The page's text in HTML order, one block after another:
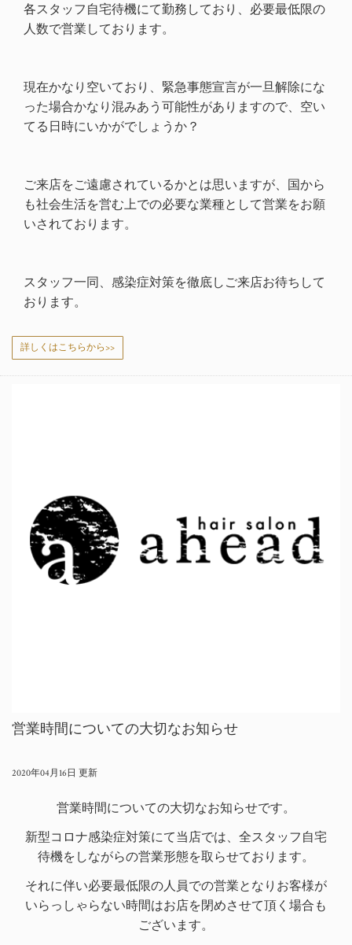
各スタッフ自宅待機にて勤務しており、必要最低限の
人数で営業しております。
現在かなり空いており、緊急事態宣言が一旦解除にな
った場合かなり混みあう可能性がありますので、空い
てる日時にいかがでしょうか？
ご来店をご遠慮されているかとは思いますが、国から
も社会生活を営む上での必要な業種として営業をお願
いされております。
スタッフ一同、感染症対策を徹底しご来店お待ちして
おります。
詳しくはこちらから>>
営業時間についての大切なお知らせ
2020年04月16日 更新
営業時間についての大切なお知らせです。
新型コロナ感染症対策にて当店では、全スタッフ自宅
待機をしながらの営業形態を取らせております。
それに伴い必要最低限の人員での営業となりお客様が
いらっしゃらない時間はお店を閉めさせて頂く場合も
ございます。